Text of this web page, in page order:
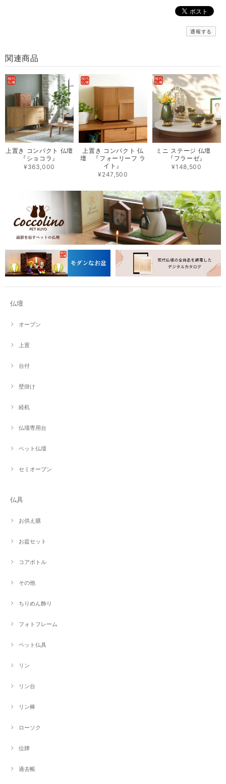
通報する
関連商品
上置き コンパクト 仏壇
『ショコラ』
¥363,000
上置き コンパクト 仏
壇 『フォーリーフ ラ
イト』
¥247,500
ミニ ステージ 仏壇
『フラーゼ』
¥148,500
仏壇
オープン
上置
台付
壁掛け
経机
仏壇専用台
ペット仏壇
セミオープン
仏具
お供え膳
お盆セット
コアボトル
その他
ちりめん飾り
フォトフレーム
ペット仏具
リン
リン台
リン棒
ローソク
位牌
過去帳